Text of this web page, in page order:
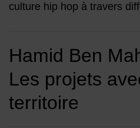
culture hip hop à travers
Hamid Ben
Les projets
territoire